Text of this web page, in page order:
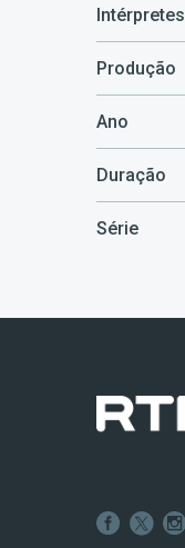
Intérpretes
Produção
Ano
Duração
Série